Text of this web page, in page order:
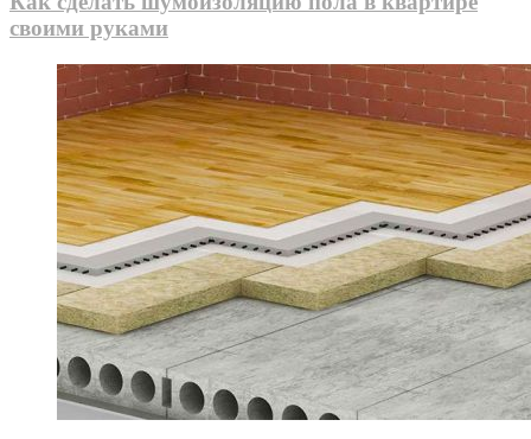
своими руками